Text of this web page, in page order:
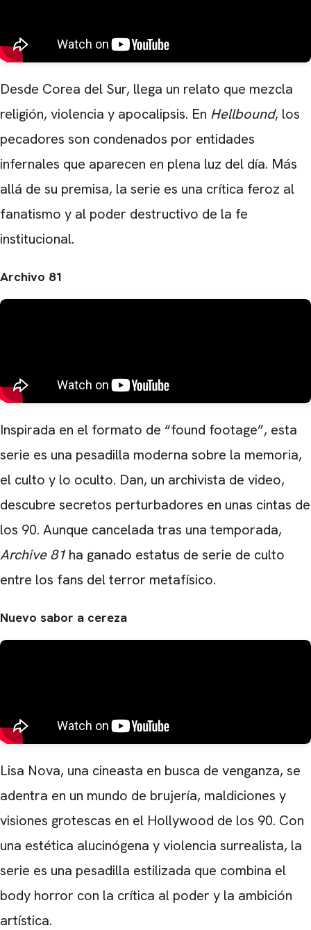
Desde Corea del Sur, llega un relato que mezcla
religión, violencia y apocalipsis. En Hellbound, los
pecadores son condenados por entidades
infernales que aparecen en plena luz del día. Más
allá de su premisa, la serie es una crítica feroz al
fanatismo y al poder destructivo de la fe
institucional.
Archivo 81
Inspirada en el formato de “found footage”, esta
serie es una pesadilla moderna sobre la memoria,
el culto y lo oculto. Dan, un archivista de video,
descubre secretos perturbadores en unas cintas de
los 90. Aunque cancelada tras una temporada,
Archive 81 ha ganado estatus de serie de culto
entre los fans del terror metafísico.
Nuevo sabor a cereza
Lisa Nova, una cineasta en busca de venganza, se
adentra en un mundo de brujería, maldiciones y
visiones grotescas en el Hollywood de los 90. Con
una estética alucinógena y violencia surrealista, la
serie es una pesadilla estilizada que combina el
body horror con la crítica al poder y la ambición
artística.